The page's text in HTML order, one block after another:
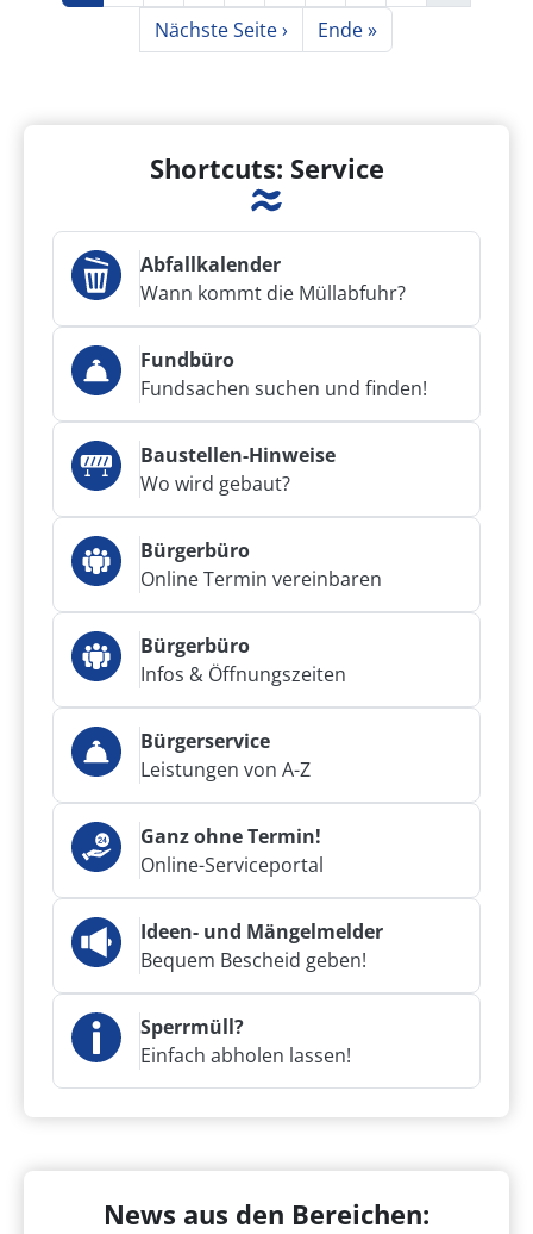
Nächste Seite
Nächste Seite › Letzte Seite
Ende »
Shortcuts: Service
Abfallkalender
Wann kommt die Müllabfuhr?
Fundbüro
Fundsachen suchen und finden!
Baustellen-Hinweise
Wo wird gebaut?
Bürgerbüro
Online Termin vereinbaren
Bürgerbüro
Infos & Öffnungszeiten
Bürgerservice
Leistungen von A-Z
Ganz ohne Termin!
Online-Serviceportal
Ideen- und Mängelmelder
Bequem Bescheid geben!
Sperrmüll?
Einfach abholen lassen!
News aus den Bereichen: